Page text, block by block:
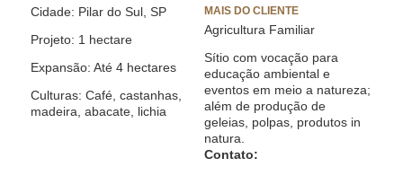
Cidade: Pilar do Sul, SP
Projeto: 1 hectare
Expansão: Até 4 hectares
Culturas: Café, castanhas,
madeira, abacate, lichia
MAIS DO CLIENTE
Agricultura Familiar
Sítio com vocação para
educação ambiental e
eventos em meio a natureza;
além de produção de
geleias, polpas, produtos in
natura.
Contato: